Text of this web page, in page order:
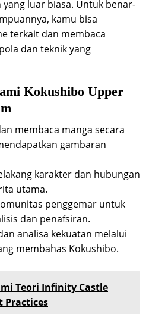
luar biasa. Untuk benar-
kamu bisa
terkait dan membaca
dan teknik yang
Kokushibo Upper
membaca manga secara
gambaran
karakter dan hubungan
utama.
penggemar untuk
dan penafsiran.
analisa kekuatan melalui
membahas Kokushibo.
Teori Infinity Castle
Practices